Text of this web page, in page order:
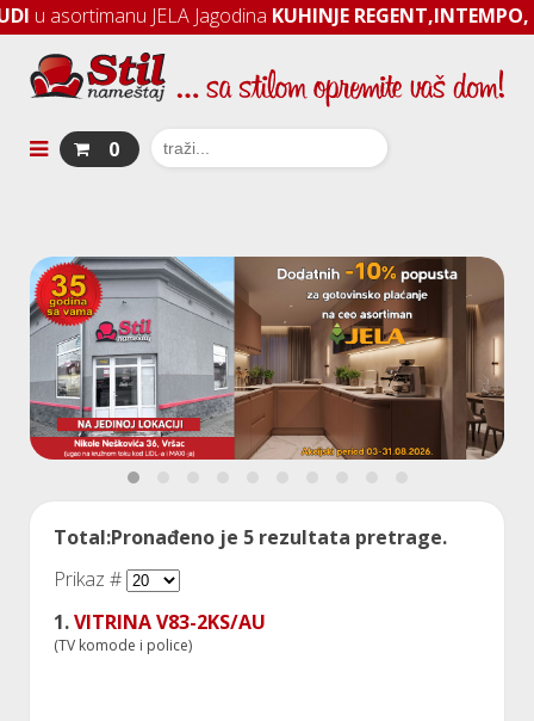
JELA Jagodina KUHINJE REGENT,INTEMPO, ERGON i
0
Total:Pronađeno je 5 rezultata pretrage.
Prikaz #
1.VITRINA V83-2KS/AU
(TV komode i police)